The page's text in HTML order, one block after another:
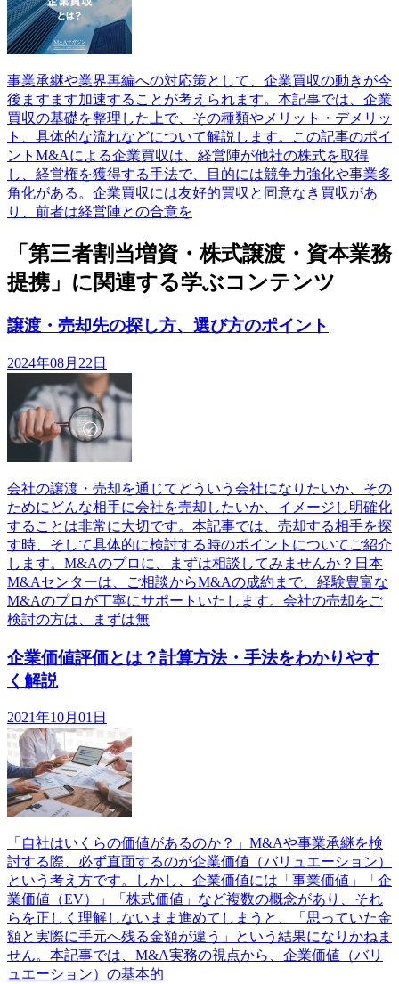
事業承継や業界再編への対応策として、企業買収の動きが今
後ますます加速することが考えられます。本記事では、企業
買収の基礎を整理した上で、その種類やメリット・デメリッ
ト、具体的な流れなどについて解説します。この記事のポイ
ントM&Aによる企業買収は、経営陣が他社の株式を取得
し、経営権を獲得する手法で、目的には競争力強化や事業多
角化がある。企業買収には友好的買収と同意なき買収があ
り、前者は経営陣との合意を
「第三者割当増資・株式譲渡・資本業務
提携」に関連する学ぶコンテンツ
譲渡・売却先の探し方、選び方のポイント
2024年08月22日
会社の譲渡・売却を通じてどういう会社になりたいか、その
ためにどんな相手に会社を売却したいか、イメージし明確化
することは非常に大切です。本記事では、売却する相手を探
す時、そして具体的に検討する時のポイントについてご紹介
します。M&Aのプロに、まずは相談してみませんか？日本
M&Aセンターは、ご相談からM&Aの成約まで、経験豊富な
M&Aのプロが丁寧にサポートいたします。会社の売却をご
検討の方は、まずは無
企業価値評価とは？計算方法・手法をわかりやす
く解説
2021年10月01日
「自社はいくらの価値があるのか？」M&Aや事業承継を検
討する際、必ず直面するのが企業価値（バリュエーション）
という考え方です。しかし、企業価値には「事業価値」「企
業価値（EV）」「株式価値」など複数の概念があり、それ
らを正しく理解しないまま進めてしまうと、「思っていた金
額と実際に手元へ残る金額が違う」という結果になりかねま
せん。本記事では、M&A実務の視点から、企業価値（バリ
ュエーション）の基本的